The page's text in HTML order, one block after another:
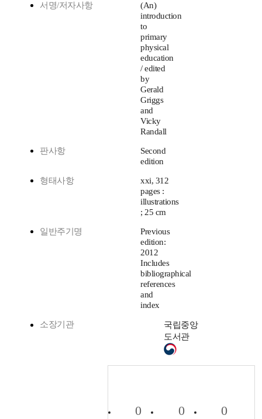
서명/저자사항
(An)
introduction
to
primary
physical
education
/ edited
by
Gerald
Griggs
and
Vicky
Randall
판사항
Second
edition
형태사항
xxi, 312
pages :
illustrations
; 25 cm
일반주기명
Previous
edition:
2012
Includes
bibliographical
references
and
index
소장기관
국립중앙
도서관
0 0 0